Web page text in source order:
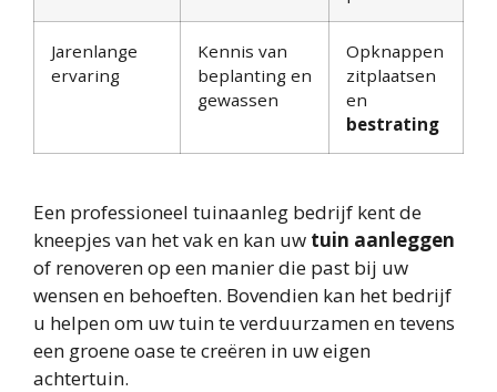
Jarenlange
ervaring
Kennis van
beplanting en
gewassen
Opknappen
zitplaatsen
en
bestrating
Een professioneel tuinaanleg bedrijf kent de
kneepjes van het vak en kan uw tuin aanleggen
of renoveren op een manier die past bij uw
wensen en behoeften. Bovendien kan het bedrijf
u helpen om uw tuin te verduurzamen en tevens
een groene oase te creëren in uw eigen
achtertuin.